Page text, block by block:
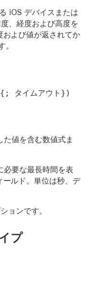
iOS デバイスまたは
、経度および高度を
よび値が返されてか
。
タイムアウト})
値を含む数値式ま
必要な最長時間を表
ルド。単位は秒、デ
ョンです。
プ